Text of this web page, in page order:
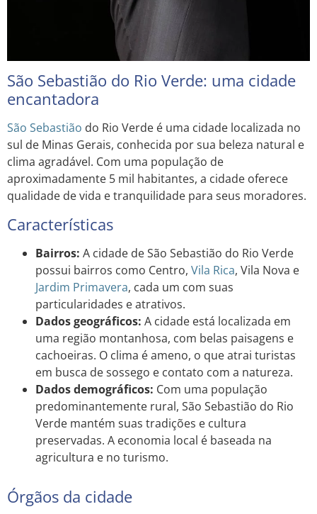
São Sebastião do Rio Verde: uma cidade
encantadora
São Sebastião do Rio Verde é uma cidade localizada no
sul de Minas Gerais, conhecida por sua beleza natural e
clima agradável. Com uma população de
aproximadamente 5 mil habitantes, a cidade oferece
qualidade de vida e tranquilidade para seus moradores.
Características
Bairros: A cidade de São Sebastião do Rio Verde
possui bairros como Centro, Vila Rica, Vila Nova e
Jardim Primavera, cada um com suas
particularidades e atrativos.
Dados geográficos: A cidade está localizada em
uma região montanhosa, com belas paisagens e
cachoeiras. O clima é ameno, o que atrai turistas
em busca de sossego e contato com a natureza.
Dados demográficos: Com uma população
predominantemente rural, São Sebastião do Rio
Verde mantém suas tradições e cultura
preservadas. A economia local é baseada na
agricultura e no turismo.
Órgãos da cidade